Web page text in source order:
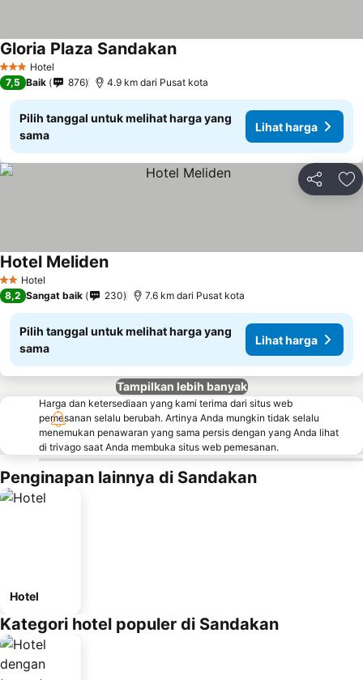
3 BintangHotel
Gloria Plaza SandakanLihat harga
7,5 Baik 876 4.9 km dari Pusat kota
Pilih tanggal untuk melihat harga yang
sama
Lihat harga
Bagikan
2 Bintang
Hotel
Hotel MelidenLihat harga
8,2 Sangat baik 230 7.6 km dari Pusat kota
Pilih tanggal untuk melihat harga yang
sama
Lihat harga
Tampilkan lebih banyak
Harga dan ketersediaan yang kami terima dari situs web
pemesanan selalu berubah. Artinya Anda mungkin tidak selalu
menemukan penawaran yang sama persis dengan yang Anda lihat
di trivago saat Anda membuka situs web pemesanan.
Penginapan lainnya di Sandakan
Hotel
Kategori hotel populer di Sandakan